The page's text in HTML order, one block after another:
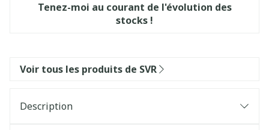
Tenez-moi au courant de l'évolution des
stocks !
Voir tous les produits de SVR
Description